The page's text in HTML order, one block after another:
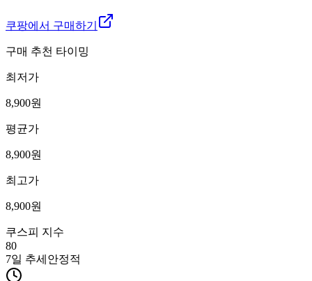
쿠팡에서 구매하기
구매 추천 타이밍
최저가
8,900원
평균가
8,900원
최고가
8,900원
쿠스피 지수
80
7일 추세 안정적